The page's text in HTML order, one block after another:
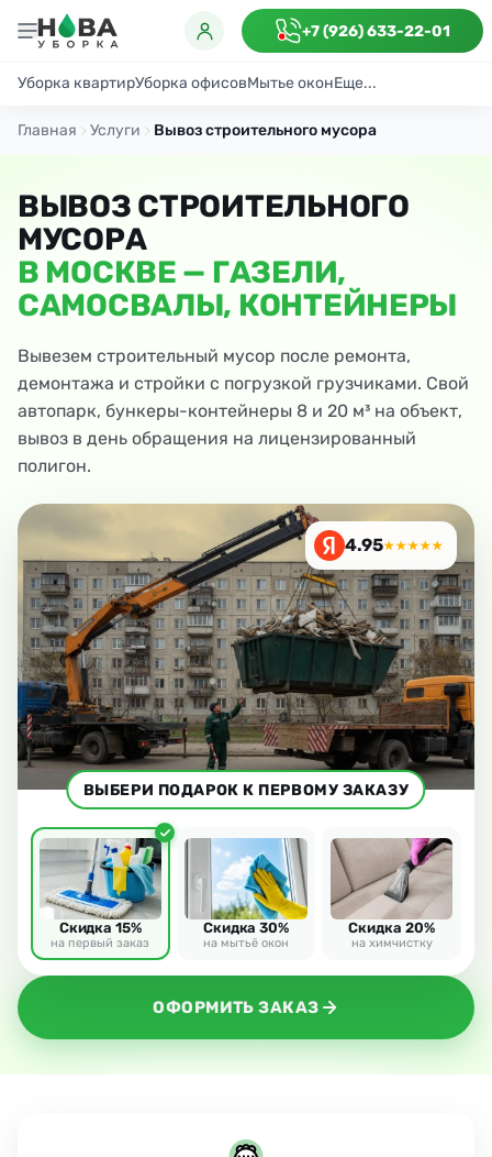
+7 (926) 633-22-01
Уборка квартирУборка офисовМытье оконЕще...
ГенеральнаяПоддерживающаяПосле ремонта
Главная Услуги Вывоз строительного мусора
ВЫВОЗ СТРОИТЕЛЬНОГО
МУСОРА
В МОСКВЕ — ГАЗЕЛИ,
САМОСВАЛЫ, КОНТЕЙНЕРЫ
Вывезем строительный мусор после ремонта,
демонтажа и стройки с погрузкой грузчиками. Свой
автопарк, бункеры-контейнеры 8 и 20 м³ на объект,
вывоз в день обращения на лицензированный
полигон.
ОФОРМИТЬ ЗАКАЗ
4.95★★★★★
ВЫБЕРИ ПОДАРОК К ПЕРВОМУ ЗАКАЗУ
Скидка 15%
на первый заказ
Скидка 30%
на мытьё окон
Скидка 20%
на химчистку